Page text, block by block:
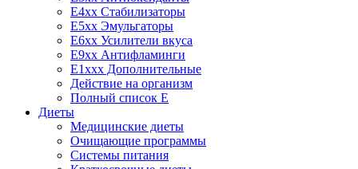
E4xx Стабилизаторы
E5xx Эмульгаторы
E6xx Усилители вкуса
E9xx Антифламинги
E1xxx Дополнительные
Действие на организм
Полный список E
Диеты
Медицинские диеты
Очищающие программы
Системы питания